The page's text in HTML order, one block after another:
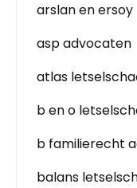
arslan en ersoy
asp advocaten
atlas
b en o
b familierecht
balans